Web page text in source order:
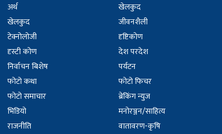
अर्थ
खेलकुद
खेलकुद
जीवनशैली
टेक्नोलोजी
दृष्टिकोण
दृस्टी कोण
देश परदेश
निर्वाचन बिशेष
पर्यटन
फोटो कथा
फोटो फिचर
फोटो समाचार
ब्रेकिंग न्युज
भिडियो
मनोरञ्जन/साहित्य
राजनीति
वातावरण-कृषि